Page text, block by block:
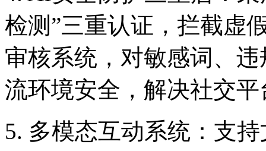
检测”三重认证，拦截虚
审核系统，对敏感词、
流环境安全，解决社交
5. 多模态互动系统：支